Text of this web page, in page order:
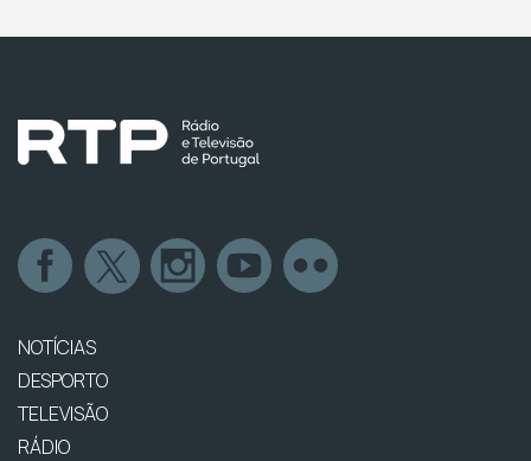
NOTÍCIAS
DESPORTO
TELEVISÃO
RÁDIO